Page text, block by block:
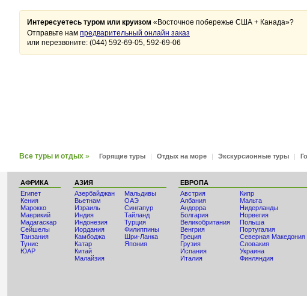
Интересуетесь туром или круизом «Восточное побережье США + Канада»?
Отправьте нам предварительный онлайн заказ
или перезвоните: (044) 592-69-05, 592-69-06
Все туры и отдых » Горящие туры | Отдых на море | Экскурсионные туры |
АФРИКА
Египет
Кения
Мaрокко
Маврикий
Мадагаскар
Сейшелы
Танзания
Тунис
ЮАР
АЗИЯ
Азербайджан
Вьетнам
Израиль
Индия
Индонезия
Иордания
Камбоджа
Катар
Китай
Малайзия
Мальдивы
ОАЭ
Сингапур
Тайланд
Турция
Филиппины
Шри-Ланка
Япония
ЕВРОПА
Австрия
Албания
Андорра
Болгария
Великобритания
Венгрия
Греция
Грузия
Испания
Италия
Кипр
Мальта
Нидерланды
Норвегия
Польша
Португалия
Северная Македония
Словакия
Украина
Финляндия